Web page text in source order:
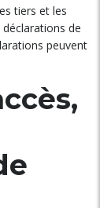
tiers et les
déclarations de
peuvent